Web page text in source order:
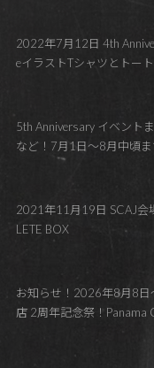
2022年7月12日 4th
eイラストTシャツとトート
5th Anniversary イベント
など！7月1日～8月中頃ま
2021年11月19日 SCAJ会
LETE BOX
お知らせ！2026年8月8日
店 2周年記念祭！Panama